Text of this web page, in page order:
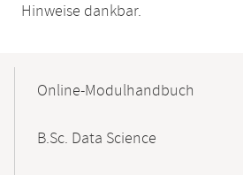
Hinweise dankbar.
NavigationOnline-Modulhandbuch
B.Sc. Data Science